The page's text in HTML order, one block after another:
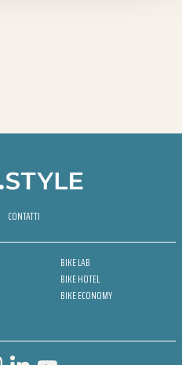
CONTATTI
BIKE LAB
BIKE HOTEL
BIKE ECONOMY